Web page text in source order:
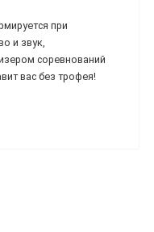
при
и звук,
соревнований
вас без трофея!